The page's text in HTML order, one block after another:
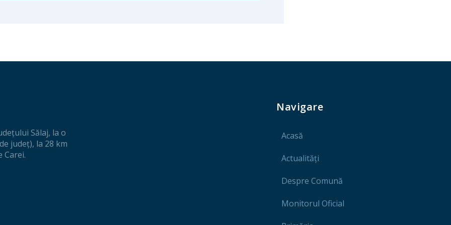
Sălaj, la o
judeţ), la 28 km
Carei.
Navigare
Acasă
Actualități
Despre Comună
Monitorul Oficial